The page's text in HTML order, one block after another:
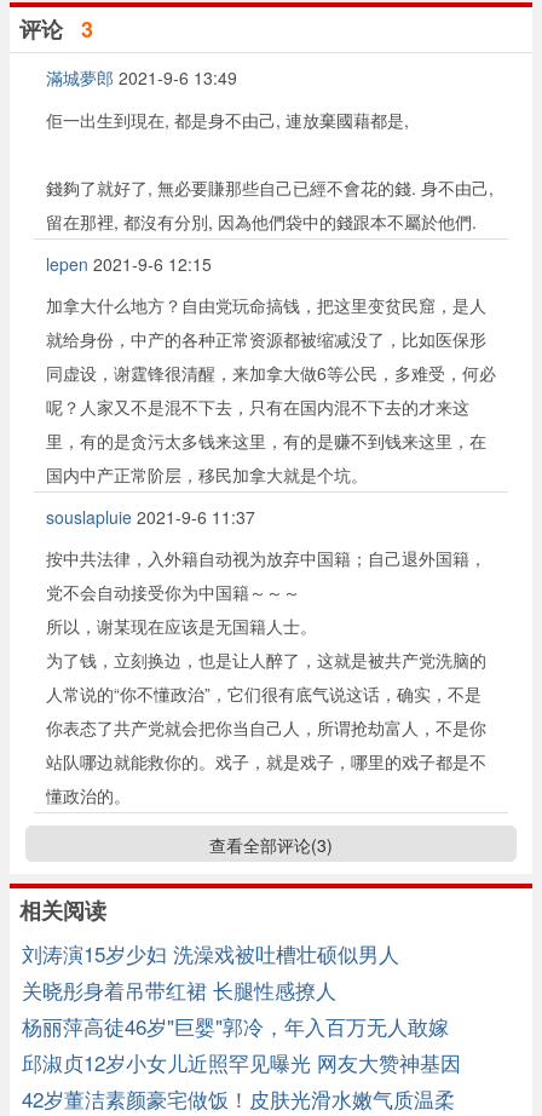
评论 3
滿城夢郎 2021-9-6 13:49
佢一出生到現在, 都是身不由己, 連放棄國藉都是,
錢夠了就好了, 無必要賺那些自己已經不會花的錢. 身不由己,
留在那裡, 都沒有分別, 因為他們袋中的錢跟本不屬於他們.
lepen 2021-9-6 12:15
加拿大什么地方？自由党玩命搞钱，把这里变贫民窟，是人
就给身份，中产的各种正常资源都被缩减没了，比如医保形
同虚设，谢霆锋很清醒，来加拿大做6等公民，多难受，何必
呢？人家又不是混不下去，只有在国内混不下去的才来这
里，有的是贪污太多钱来这里，有的是赚不到钱来这里，在
国内中产正常阶层，移民加拿大就是个坑。
souslapluie 2021-9-6 11:37
按中共法律，入外籍自动视为放弃中国籍；自己退外国籍，
党不会自动接受你为中国籍～～～
所以，谢某现在应该是无国籍人士。
为了钱，立刻换边，也是让人醉了，这就是被共产党洗脑的
人常说的“你不懂政治”，它们很有底气说这话，确实，不是
你表态了共产党就会把你当自己人，所谓抢劫富人，不是你
站队哪边就能救你的。戏子，就是戏子，哪里的戏子都是不
懂政治的。
查看全部评论(3)
相关阅读
刘涛演15岁少妇 洗澡戏被吐槽壮硕似男人
关晓彤身着吊带红裙 长腿性感撩人
杨丽萍高徒46岁"巨婴"郭冷，年入百万无人敢嫁
邱淑贞12岁小女儿近照罕见曝光 网友大赞神基因
42岁董洁素颜豪宅做饭！皮肤光滑水嫩气质温柔